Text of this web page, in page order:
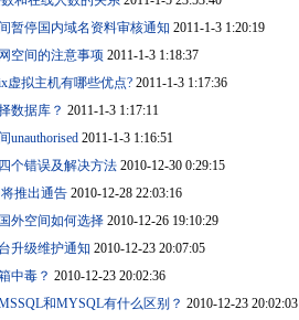
暂停国内域名资料审核通知 2011-1-3 1:20:19
空间的注意事项 2011-1-3 1:18:37
虚拟主机有哪些优点? 2011-1-3 1:17:36
数据库？ 2011-1-3 1:17:11
unauthorised 2011-1-3 1:16:51
个错误及解决方法 2010-12-30 0:29:15
推出通告 2010-12-28 22:03:16
外空间如何选择 2010-12-26 19:10:29
升级维护通知 2010-12-23 20:07:05
中毒？ 2010-12-23 20:02:36
和MYSQL有什么区别？ 2010-12-23 20:02:03